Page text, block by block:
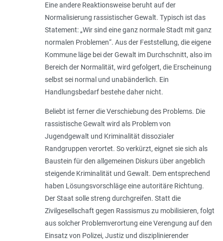
Eine andere Reaktionsweise beruht auf der
Normalisierung rassistischer Gewalt. Typisch ist das
Statement: „Wir sind eine ganz normale Stadt mit ganz
normalen Problemen“. Aus der Feststellung, die eigene
Kommune läge bei der Gewalt im Durchschnitt, also im
Bereich der Normalität, wird gefolgert, die Erscheinung
selbst sei normal und unabänderlich. Ein
Handlungsbedarf bestehe daher nicht.
Beliebt ist ferner die Verschiebung des Problems. Die
rassistische Gewalt wird als Problem von
Jugendgewalt und Kriminalität dissozialer
Randgruppen verortet. So verkürzt, eignet sie sich als
Baustein für den allgemeinen Diskurs über angeblich
steigende Kriminalität und Gewalt. Dem entsprechend
haben Lösungsvorschläge eine autoritäre Richtung.
Der Staat solle streng durchgreifen. Statt die
Zivilgesellschaft gegen Rassismus zu mobilisieren, folgt
aus solcher Problemverortung eine Verengung auf den
Einsatz von Polizei, Justiz und disziplinierender